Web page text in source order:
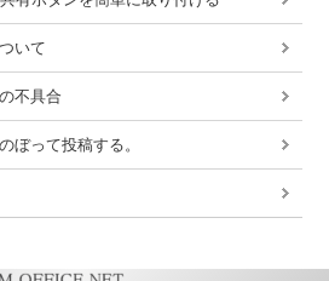
いて
不具合
ぼって投稿する。